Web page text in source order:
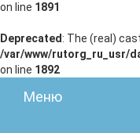
on line 1891
Deprecated : The (real)
/var/www/rutorg_ru_usr/
on line 1892
Меню